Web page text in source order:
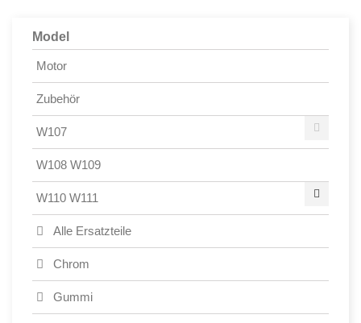
Model
Motor
Zubehör
W107
W108 W109
W110 W111
Alle Ersatzteile
Chrom
Gummi